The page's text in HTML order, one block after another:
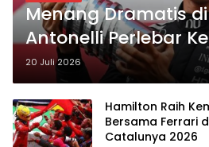
Menang Dramatis di
Antonelli Perlebar
Klasemen F1 2026
20 Juli 2026
Hamilton Raih
Bersama Ferrari
Catalunya 2026